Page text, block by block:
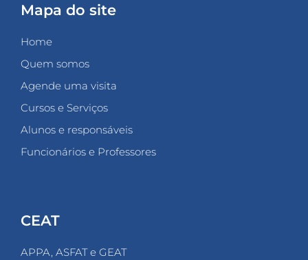
Mapa do site
Home
Quem somos
Agende uma visita
Cursos e Serviços
Alunos e responsáveis
Funcionários e Professores
CEAT
APPA, ASFAT e GEAT